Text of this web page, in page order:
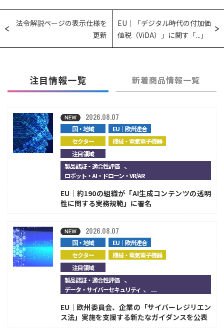
法令解説ページの表示仕様を
更新
EU｜「デジタル時代の付加価
値税（ViDA）」に関す「...」
注目情報一覧 新着商品情報一覧
国・地域
EU｜欧州連合
セクター
機械・電気電子機器
注目領域
製品認証・適合性評価 、
ロボット・AI・ドローン・VR/AR
2026.08.07
EU｜約190の組織が「AI生成コンテンツの透明
性に関する実務規範」に署名
国・地域
EU｜欧州連合
セクター
機械・電気電子機器
注目領域
製品認証・適合性評価 、
データ・サイバーセキュリティ 、...
2026.08.07
EU｜欧州委員会、企業の「サイバーレジリエン
ス法」実施を支援する新たなガイダンスを公表